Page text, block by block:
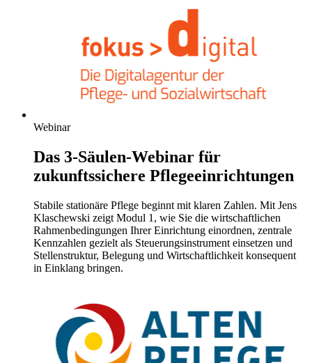
Webinar
Das 3-Säulen-Webinar für
zukunftssichere Pflegeeinrichtungen
Stabile stationäre Pflege beginnt mit klaren Zahlen. Mit Jens
Klaschewski zeigt Modul 1, wie Sie die wirtschaftlichen
Rahmenbedingungen Ihrer Einrichtung einordnen, zentrale
Kennzahlen gezielt als Steuerungsinstrument einsetzen und
Stellenstruktur, Belegung und Wirtschaftlichkeit konsequent
in Einklang bringen.